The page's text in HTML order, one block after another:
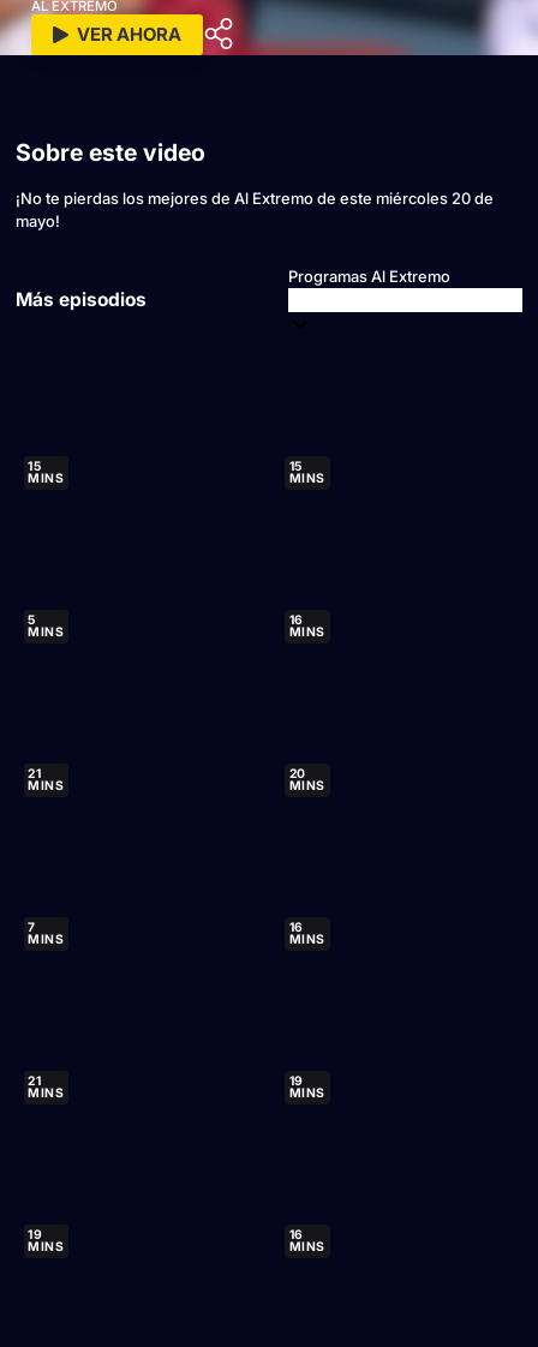
AL EXTREMO
VER AHORA
Sobre este video
¡No te pierdas los mejores de Al Extremo de este miércoles 20 de
mayo!
Más episodios
Programas Al Extremo
15
MINS
15
MINS
5
MINS
16
MINS
21
MINS
20
MINS
7
MINS
16
MINS
21
MINS
19
MINS
19
MINS
16
MINS